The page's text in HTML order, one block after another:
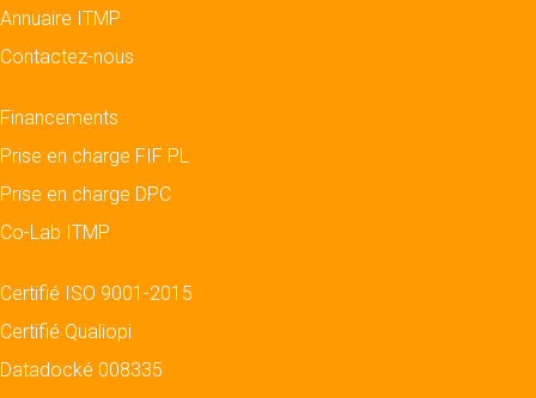
Annuaire ITMP
Contactez-nous
Financements
Prise en charge FIF PL
Prise en charge DPC
Co-Lab ITMP
Certifié ISO 9001-2015
Certifié Qualiopi
Datadocké 008335